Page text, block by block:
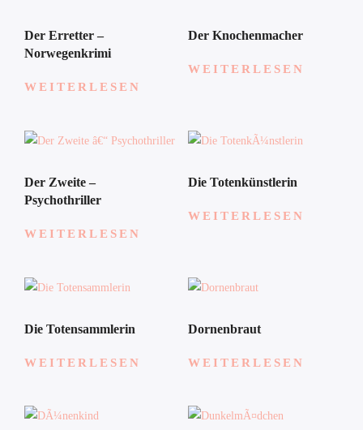
Der Erretter –
Norwegenkrimi
WEITERLESEN
Der Knochenmacher
WEITERLESEN
Der Zweite –
Psychothriller
WEITERLESEN
Die Totenkünstlerin
WEITERLESEN
Die Totensammlerin
WEITERLESEN
Dornenbraut
WEITERLESEN